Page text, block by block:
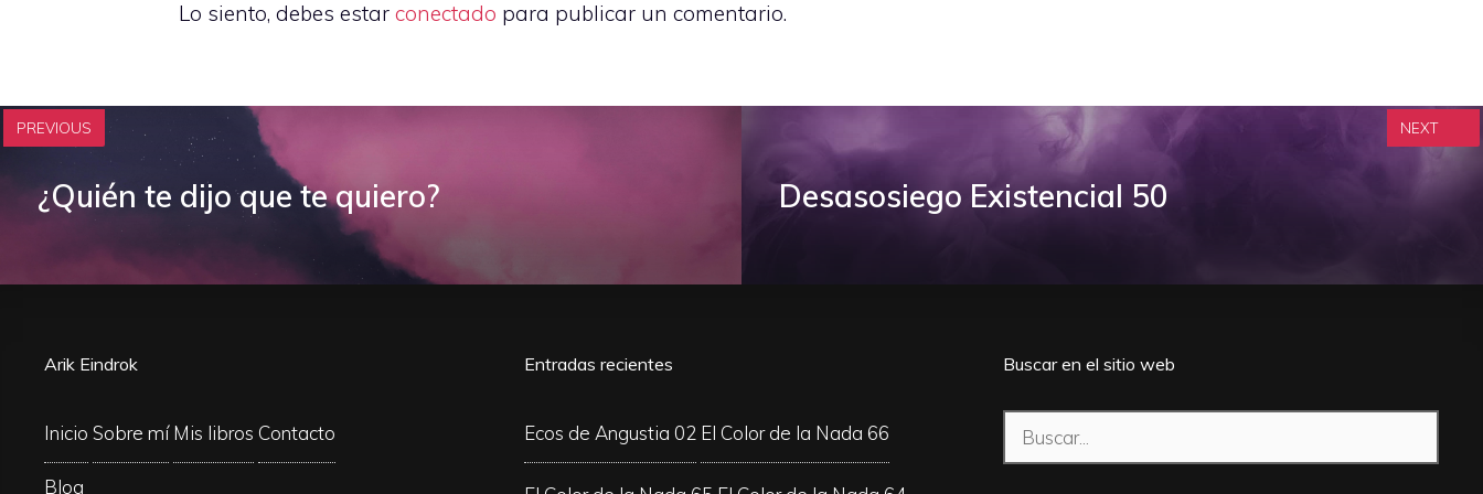
Lo siento, debes estar conectado para publicar un comentario.
PREVIOUS
¿Quién te dijo que te quiero? Desasosiego Existencial 50
NEXT
Arik Eindrok
Inicio Sobre mí Mis libros Contacto
Blog
Entradas recientes
Ecos de Angustia 02 El Color de la Nada 66
Buscar en el sitio web